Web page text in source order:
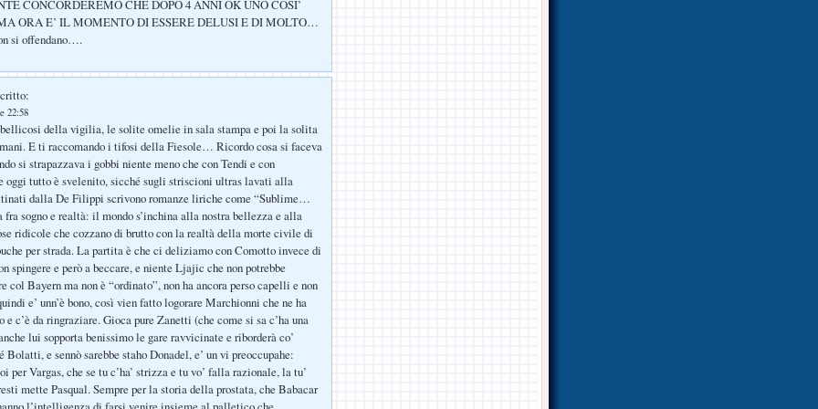
CONCORDEREMO CHE DOPO 4 ANNI OK UNO COSI’
ORA E’ IL MOMENTO DI ESSERE DELUSI E DI MOLTO…
si offendano….
22:58
della vigilia, le solite omelie in sala stampa e poi la solita
E ti raccomando i tifosi della Fiesole… Ricordo cosa si faceva
si strapazzava i gobbi niente meno che con Tendi e con
oggi tutto è svelenito, sicché sugli striscioni ultras lavati alla
dalla De Filippi scrivono romanze liriche come “Sublime…
sogno e realtà: il mondo s’inchina alla nostra bellezza e alla
ridicole che cozzano di brutto con la realtà della morte civile di
per strada. La partita è che ci deliziamo con Comotto invece di
spingere e però a beccare, e niente Ljajic che non potrebbe
col Bayern ma non è “ordinato”, non ha ancora perso capelli e non
e’ unn’è bono, così vien fatto logorare Marchionni che ne ha
e c’è da ringraziare. Gioca pure Zanetti (che come si sa c’ha una
lui sopporta benissimo le gare ravvicinate e riborderà co’
Bolatti, e sennò sarebbe staho Donadel, e’ un vi preoccupahe:
per Vargas, che se tu c’ha’ strizza e tu vo’ falla razionale, la tu’
mette Pasqual. Sempre per la storia della prostata, che Babacar